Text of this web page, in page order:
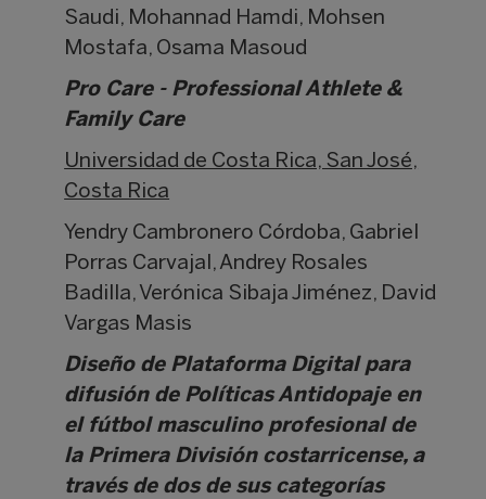
Saudi, Mohannad Hamdi, Mohsen
Mostafa, Osama Masoud
Pro Care - Professional Athlete &
Family Care
Universidad de Costa Rica, San José,
Costa Rica
Yendry Cambronero Córdoba, Gabriel
Porras Carvajal, Andrey Rosales
Badilla, Verónica Sibaja Jiménez, David
Vargas Masis
Diseño de Plataforma Digital para
difusión de Políticas Antidopaje en
el fútbol masculino profesional de
la Primera División costarricense, a
través de dos de sus categorías